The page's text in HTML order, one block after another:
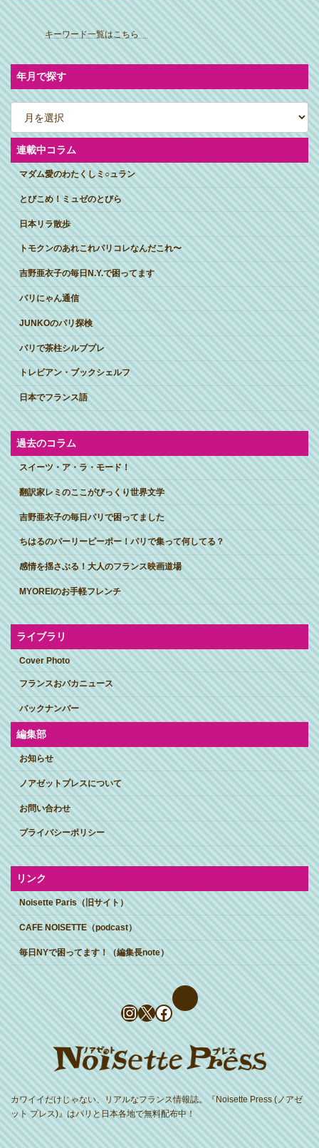
ア
イ
コ
ン
リ
ン
ク
キーワード一覧はこちら
年月で探す
ア
ー
カ
イ
ブ連載中コラム
マダム愛のわたくしミ○ュラン
とびこめ！ミュゼのとびら
日本リラ散歩
トモクンのあれこれパリコレなんだこれ〜
吉野亜衣子の毎日N.Y.で困ってます
パリにゃん通信
JUNKOのパリ探検
パリで茶柱シルブプレ
トレビアン・ブックシェルフ
日本でフランス語
過去のコラム
スイーツ・ア・ラ・モード！
翻訳家レミのここがびっくり世界文学
吉野亜衣子の毎日パリで困ってました
ちはるのパーリーピーポー！パリで集って何してる？
感情を揺さぶる！大人のフランス映画道場
MYOREIのお手軽フレンチ
ライブラリ
Cover Photo
フランスおバカニュース
バックナンバー
編集部
お知らせ
ノアゼットプレスについて
お問い合わせ
プライバシーポリシー
リンク
Noisette Paris（旧サイト）
CAFE NOISETTE（podcast）
毎日NYで困ってます！（編集長note）
Instagram
X Facebook
カワイイだけじゃない、リアルなフランス情報誌。『Noisette Press (ノアゼ
ット プレス)』はパリと日本各地で無料配布中！